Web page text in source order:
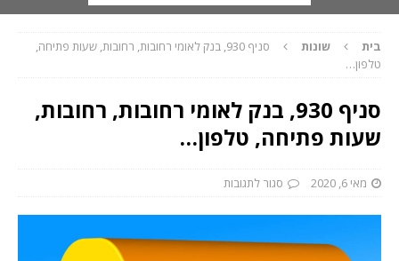
בית שונות
סניף 930, בנק לאומי רחובות, רחובות, שעות פתיחה,
טלפון…
סניף 930, בנק לאומי רחובות, רחובות,
שעות פתיחה, טלפון…
מאי 6, 2020 סגור לתגובות